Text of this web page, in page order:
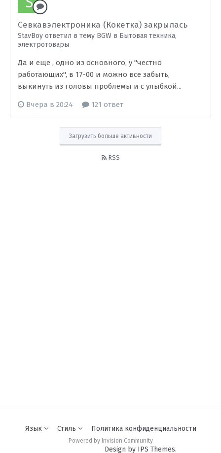
Севкавэлектроника (Кокетка) закрылась
StavBoy ответил в тему BGW в Бытовая техника,
электротовары
Да и еще , одно из основного, у "честно
работающих", в 17-00 и можно все забыть,
выкинуть из головы проблемы и с улыбкой...
Вчера в 20:24 121 ответ
Загрузить больше активности
RSS
Язык Стиль Политика конфиденциальности
Powered by Invision Community
Design by IPS Themes.